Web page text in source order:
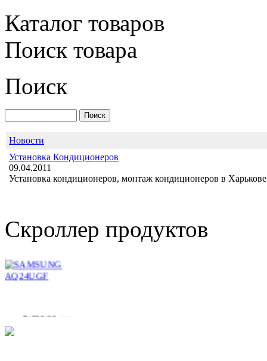
Каталог товаров
Поиск товара
Поиск
Новости
Установка Кондиционеров
09.04.2011
Установка кондиционеров, монтаж кондиционеров в
Скроллер продуктов
Midea MS12F-
Craftmann Nokia 8210
(BLB-2)